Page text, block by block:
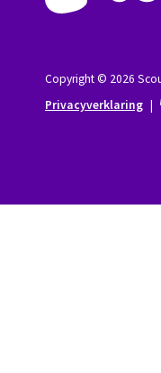
Copyright © 2026
Privacyverklaring |